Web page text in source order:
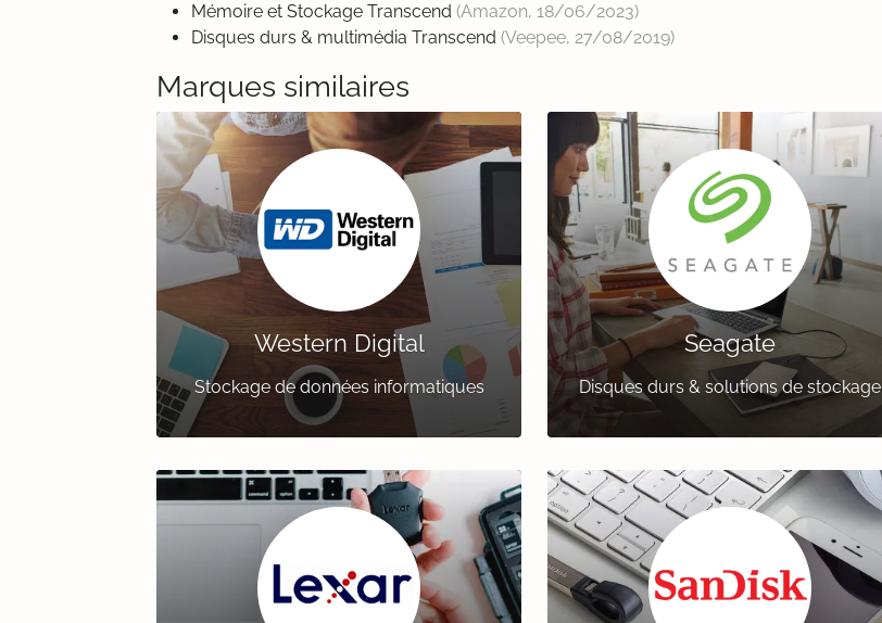
Mémoire et Stockage Transcend (Amazon, 18/06/2023)
Disques durs & multimédia Transcend (Veepee, 27/08/2019)
Marques similaires
Western Digital
Stockage de données informatiques
Seagate
Disques durs & solutions de stockage